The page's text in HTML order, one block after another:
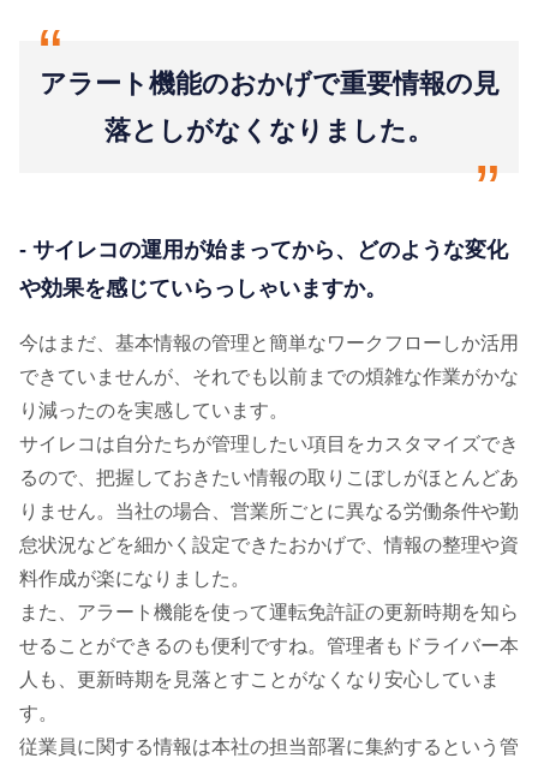
“
アラート機能のおかげで重要情報の見
落としがなくなりました。
“
- サイレコの運用が始まってから、どのような変化
や効果を感じていらっしゃいますか。
今はまだ、基本情報の管理と簡単なワークフローしか活用
できていませんが、それでも以前までの煩雑な作業がかな
り減ったのを実感しています。
サイレコは自分たちが管理したい項目をカスタマイズでき
るので、把握しておきたい情報の取りこぼしがほとんどあ
りません。当社の場合、営業所ごとに異なる労働条件や勤
怠状況などを細かく設定できたおかげで、情報の整理や資
料作成が楽になりました。
また、アラート機能を使って運転免許証の更新時期を知ら
せることができるのも便利ですね。管理者もドライバー本
人も、更新時期を見落とすことがなくなり安心していま
す。
従業員に関する情報は本社の担当部署に集約するという管